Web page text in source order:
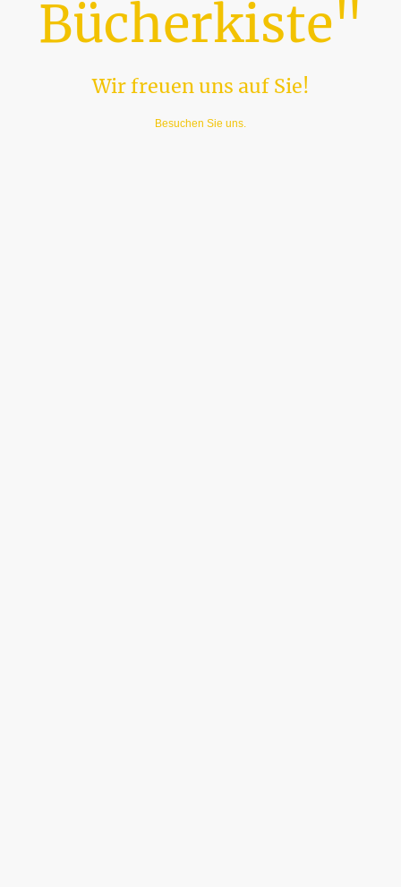
Bücherkiste"
Wir freuen uns auf Sie!
Besuchen Sie uns.